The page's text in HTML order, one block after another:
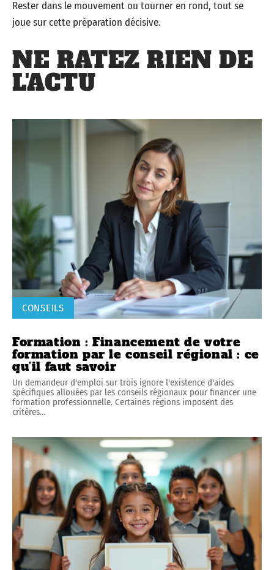
Rester dans le mouvement ou tourner en rond, tout se
joue sur cette préparation décisive.
NE RATEZ RIEN DE
L'ACTU
CONSEILS
Formation : Financement de votre
formation par le conseil régional : ce
qu’il faut savoir
Un demandeur d'emploi sur trois ignore l'existence d'aides
spécifiques allouées par les conseils régionaux pour financer une
formation professionnelle. Certaines régions imposent des
critères…